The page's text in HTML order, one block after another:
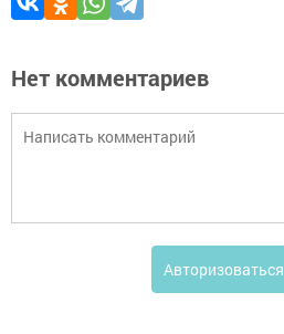
Нет комментариев
Авторизоваться